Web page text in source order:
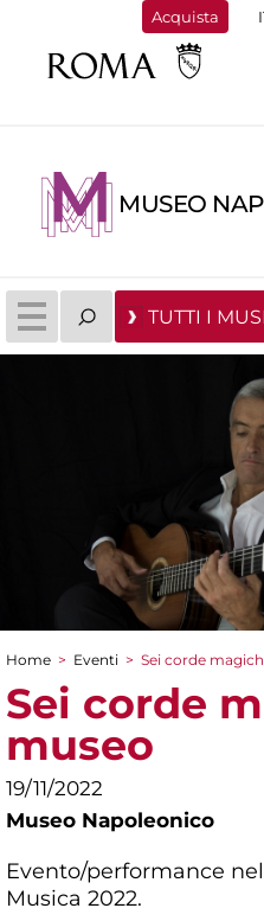
Acquista
MUSEO
TUTTI I
Tu sei qui
Home > Eventi > Sei corde
Sei corde
museo
19/11/2022
Museo Napoleonico
Evento/performance
Musica 2022.